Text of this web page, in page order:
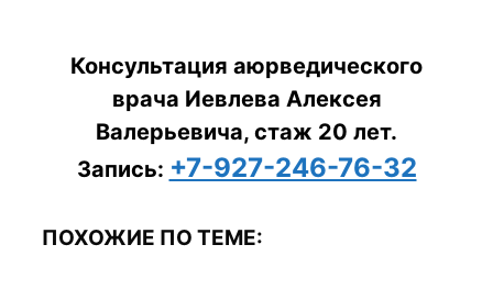
Консультация аюрведического
врача Иевлева Алексея
Валерьевича, стаж 20 лет.
Запись: +7-927-246-76-32
ПОХОЖИЕ ПО ТЕМЕ: